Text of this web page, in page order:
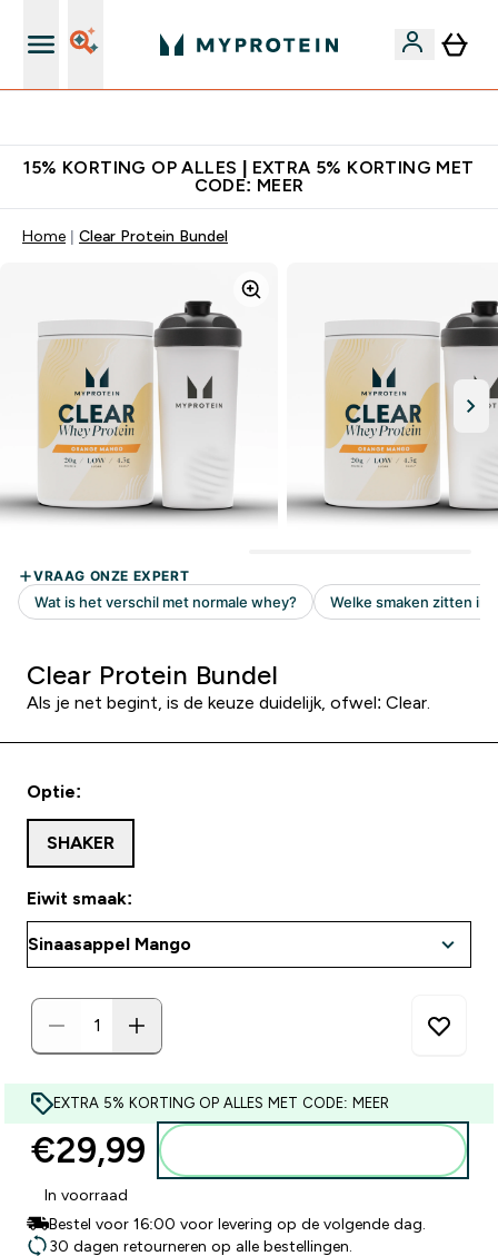
15% KORTING OP ALLES | EXTRA 5% KORTING MET
CODE: MEER
Home Clear Protein Bundel
Clear Protein Bundel
Als je net begint, is de keuze duidelijk, ofwel: Clear.
Optie:
SHAKER
Eiwit smaak:
EXTRA 5% KORTING OP ALLES MET CODE: MEER
€29,99‎
In voorraad
Bestel voor 16:00 voor levering op de volgende dag.
30 dagen retourneren op alle bestellingen.